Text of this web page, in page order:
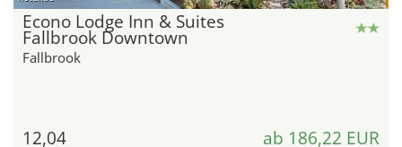
Econo Lodge Inn & Suites
Fallbrook Downtown
Fallbrook
12,04 ab 186,22 EUR